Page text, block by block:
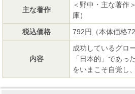
主な著作
＜野中・主な著作
庫）
税込価格
792円（本体価格
内容
成功しているグロ
「日本的」であ
をいまこそ自覚し